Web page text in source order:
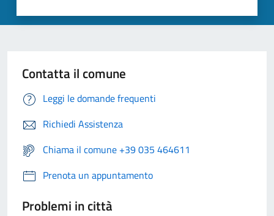
Contatta il comune
Leggi le domande frequenti
Richiedi Assistenza
Chiama il comune +39 035 464611
Prenota un appuntamento
Problemi in città